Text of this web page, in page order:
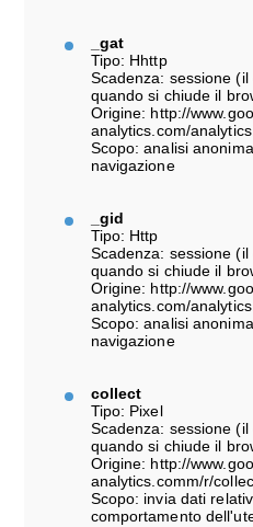
_gat
Tipo: Hhttp
Scadenza: sessione
quando si chiude il
Origine: http://
analytics.com/
Scopo: analisi
navigazione
_gid
Tipo: Http
Scadenza: sessione
quando si chiude il
Origine: http://
analytics.com/
Scopo: analisi
navigazione
collect
Tipo: Pixel
Scadenza: sessione
quando si chiude il
Origine: http://
analytics.comm/r/
Scopo: invia dati
comportamento